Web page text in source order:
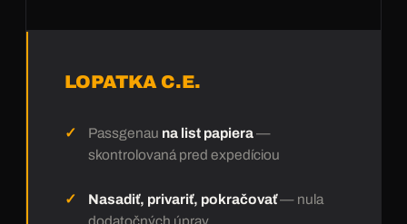
LOPATKA C.E.
Passgenau na list papiera—
skontrolovaná pred expedíciou
Nasadiť, privariť, pokračovať— nula
dodatočných úprav